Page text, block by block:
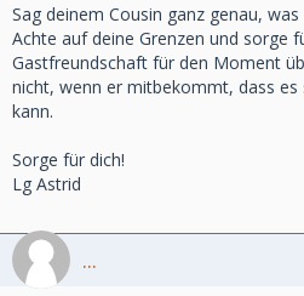
Sag deinem Cousin ganz genau,
Achte auf deine Grenzen und sorge
Gastfreundschaft für den Moment
nicht, wenn er mitbekommt, dass es
kann.
Sorge für dich!
Lg Astrid
...